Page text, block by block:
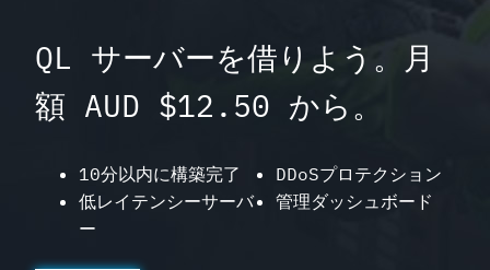
QL サーバーを借りよう。月
額 AUD $12.50 から。
10分以内に構築完了
低レイテンシーサーバ
ー
DDoSプロテクション
管理ダッシュボード